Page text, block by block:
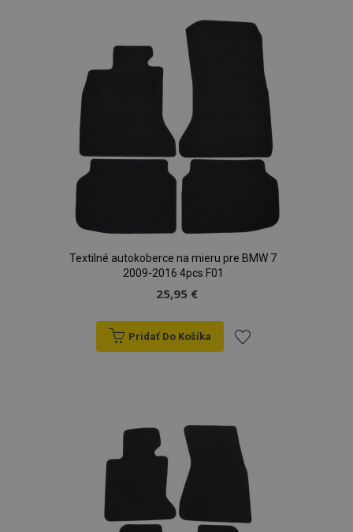
zoznamu
prianí
Textilné autokoberce na mieru pre BMW 7
2009-2016 4pcs F01
25,95 €
Pridať Do Košíka
zoznamu
prianí